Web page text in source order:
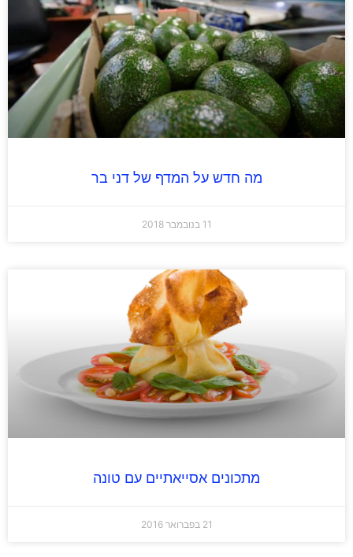
מה חדש על המדף של דני בר
מתכונים אסייאתיים עם טונה